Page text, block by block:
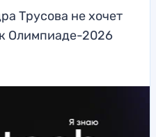
Трусова не хочет
к Олимпиаде-2026